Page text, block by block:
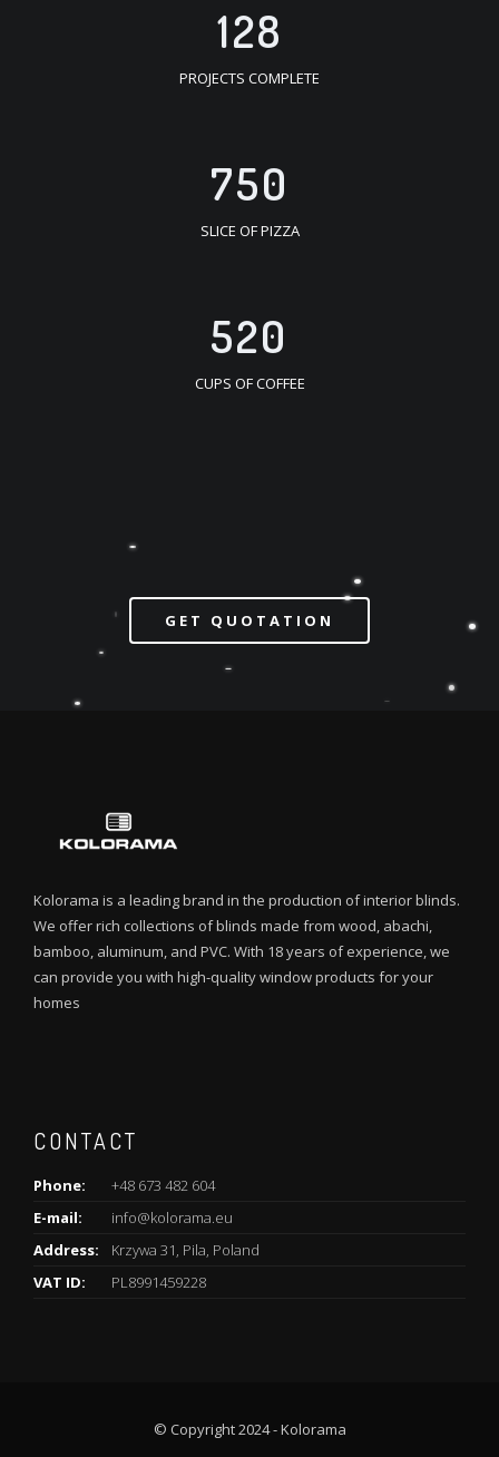
128
PROJECTS COMPLETE
750
SLICE OF PIZZA
520
CUPS OF COFFEE
GET QUOTATION
Kolorama is a leading brand in the production of interior blinds.
We offer rich collections of blinds made from wood, abachi,
bamboo, aluminum, and PVC. With 18 years of experience, we
can provide you with high-quality window products for your
homes
CONTACT
Phone:
+48 673 482 604
E-mail:
info@kolorama.eu
Address:
Krzywa 31, Pila, Poland
VAT ID:
PL8991459228
© Copyright 2024 - Kolorama